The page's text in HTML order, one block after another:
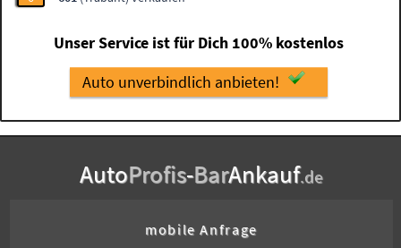
Unser Service ist für Dich 100% kostenlos
Auto unverbindlich anbieten!
AutoProfis-BarAnkauf.de
mobile Anfrage